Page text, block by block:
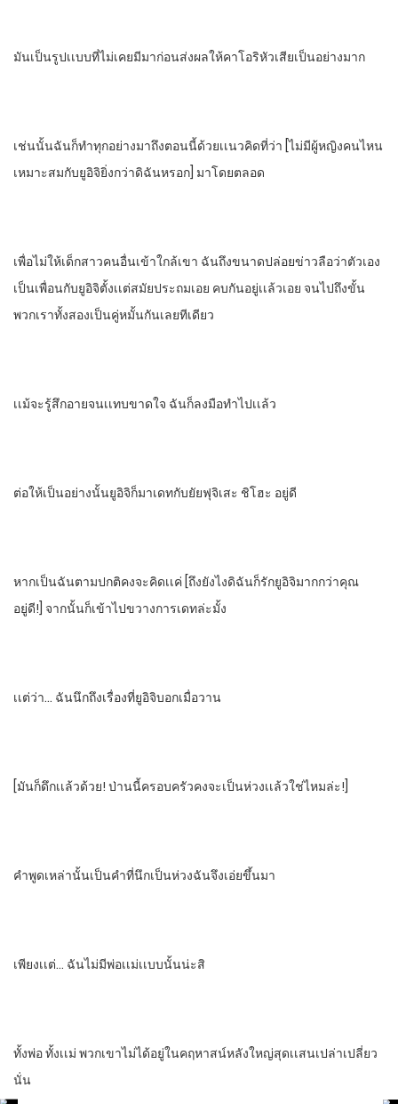
มันเป็นรูปเเบบที่ไม่เคยมีมาก่อน​ส่งผลให้คาโอริหัวเสียเป็นอย่างมาก
เช่นนั้น​ฉันก็​ทําทุกอย่างมาถึงตอนนี้ด้วยเเนวคิดที่ว่า​ [ไม่มีผู้หญิงคนไหน
เหมาะสมกับยูอิจิยิ่งกว่าดิฉันหรอก]​ มาโดยตลอด
เพื่อไม่ให้เด็กสาวคนอื่นเข้าใกล้เขา​ ฉันถึงขนาดปล่อยข่าวลือว่าตัวเอง
เป็นเพื่อนกับยูอิจิตั้งเเต่สมัยประถมเอย​ คบกันอยู่เเล้วเอย​ จนไปถึงขั้น
พวกเราทั้งสองเป็นคู่หมั้นกันเลยทีเดียว
เเม้จะรู้สึกอายจนเเทบขาดใจ​ ฉันก็ลงมือทําไปเเล้ว
ต่อให้เป็นอย่างนั้นยูอิจิ​ก็มาเดทกับ​ยัยฟุจิเสะ​ ชิโฮะ​ อยู่ดี
หากเป็นฉันตามปกติคงจะคิดเเค่​ [ถึงยังไงดิฉันก็รักยูอิจิมากกว่าคุณ
อยู่ดี!]​ จากนั้นก็เข้าไปขวาง​การเดท​ล่ะมั้ง
เเต่ว่า… ฉันนึกถึงเรื่องที่ยูอิจิบอกเมื่อวาน
[มันก็ดึกเเล้วด้วย! ป่านนี้ครอบครัวคงจะเป็นห่วงเเล้วใช่ไหมล่ะ!]
คําพูดเหล่านั้น​เป็นคําที่นึกเป็นห่วงฉันจึงเอ่ยขึ้นมา
เพียงเเต่… ฉันไม่มีพ่อเเม่เเบบนั้นน่ะสิ
ทั้งพ่อ​ ทั้งเเม่​ พวกเขาไม่ได้อยู่ในคฤหาสน์​หลังใหญ่​สุดเเสนเปล่าเปลี่ยว​
นั่น